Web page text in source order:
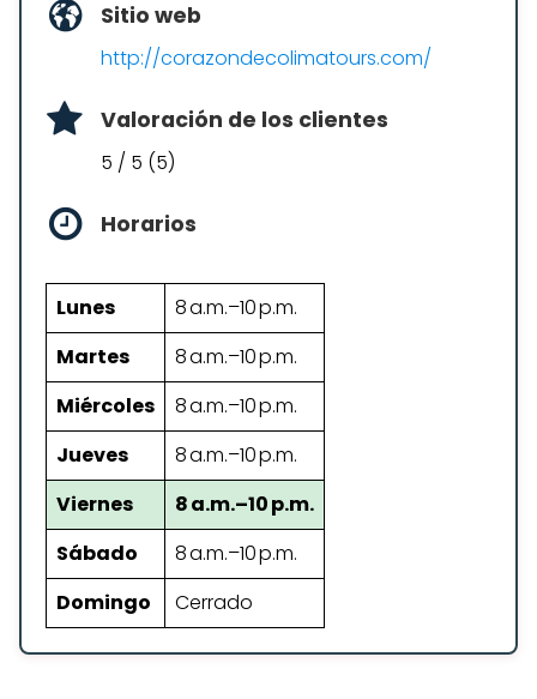
Sitio web
http://corazondecolimatours.com/
Valoración de los clientes
5 / 5 (5)
Horarios
Lunes
8 a.m.–10 p.m.
Martes
8 a.m.–10 p.m.
Miércoles
8 a.m.–10 p.m.
Jueves
8 a.m.–10 p.m.
Viernes
8 a.m.–10 p.m.
Sábado
8 a.m.–10 p.m.
Domingo
Cerrado